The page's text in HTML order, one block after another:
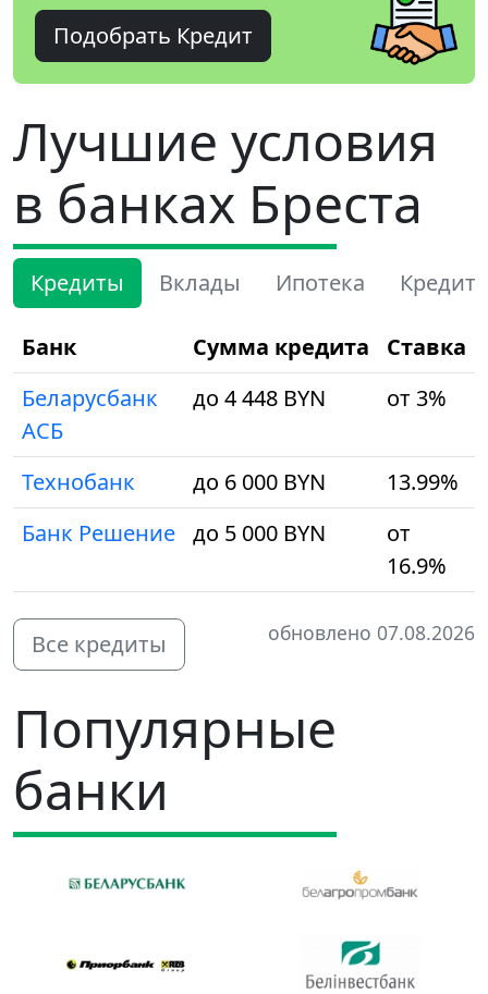
Подобрать Кредит
Лучшие условия
в банках Бреста
Кредиты Вклады Ипотека
Банк Сумма кредита
Ставка
Беларусбанк
АСБ
до 4 448 BYN от 3%
Технобанк до 6 000 BYN
13.99%
Банк Решение до 5 000 BYN
от
16.9%
Все кредиты обновлено 07.08.2026
Популярные
банки